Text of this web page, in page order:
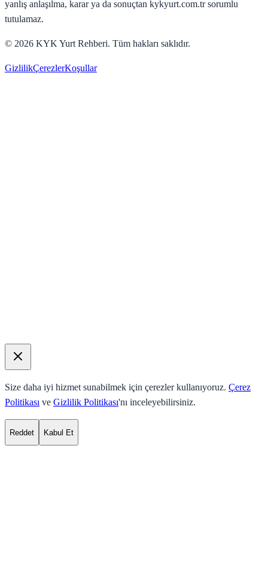
yanlış anlaşılma, karar ya da sonuçtan kykyurt.com.tr sorumlu
tutulamaz.
© 2026 KYK Yurt Rehberi. Tüm hakları saklıdır.
GizlilikÇerezlerKoşullar
Size daha iyi hizmet sunabilmek için çerezler kullanıyoruz. Çerez
Politikası ve Gizlilik Politikası'nı inceleyebilirsiniz.
Reddet Kabul Et